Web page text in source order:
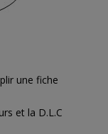
une fiche
et la D.L.C